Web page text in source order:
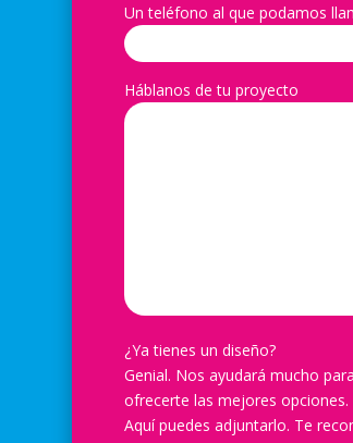
Un teléfono al que podamos
Háblanos de tu proyecto
¿Ya tienes un diseño?
Genial. Nos ayudará mucho
ofrecerte las mejores opciones.
Aquí puedes adjuntarlo. Te